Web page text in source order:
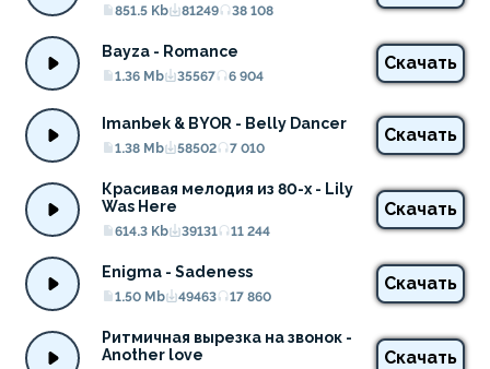
851.5 Kb 81249 38 108
Bayza - Romance
1.36 Mb 35567 6 904
Скачать
Imanbek & BYOR - Belly Dancer
1.38 Mb 58502 7 010
Скачать
Красивая мелодия из 80-х - Lily
Was Here
614.3 Kb 39131 11 244
Скачать
Enigma - Sadeness
1.50 Mb 49463 17 860
Скачать
Ритмичная вырезка на звонок -
Another love
Скачать